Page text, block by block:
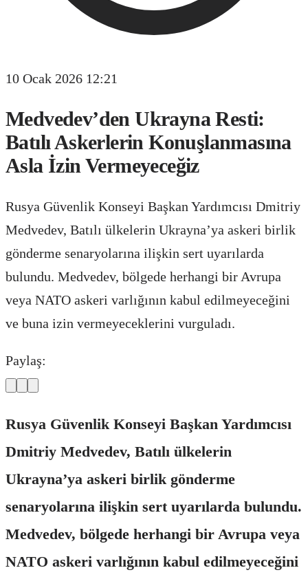
10 Ocak 2026 12:21
Medvedev’den Ukrayna Resti:
Batılı Askerlerin Konuşlanmasına
Asla İzin Vermeyeceğiz
Rusya Güvenlik Konseyi Başkan Yardımcısı Dmitriy
Medvedev, Batılı ülkelerin Ukrayna’ya askeri birlik
gönderme senaryolarına ilişkin sert uyarılarda
bulundu. Medvedev, bölgede herhangi bir Avrupa
veya NATO askeri varlığının kabul edilmeyeceğini
ve buna izin vermeyeceklerini vurguladı.
Paylaş:
Rusya Güvenlik Konseyi Başkan Yardımcısı
Dmitriy Medvedev, Batılı ülkelerin
Ukrayna’ya askeri birlik gönderme
senaryolarına ilişkin sert uyarılarda bulundu.
Medvedev, bölgede herhangi bir Avrupa veya
NATO askeri varlığının kabul edilmeyeceğini